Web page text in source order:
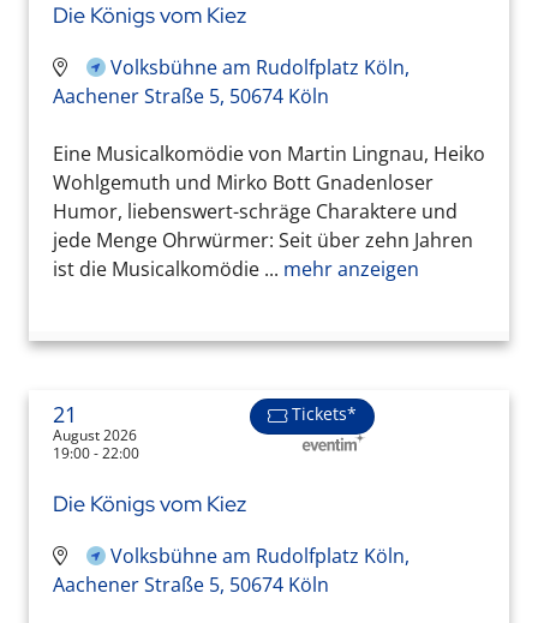
Die Königs vom Kiez
Volksbühne am Rudolfplatz Köln,
Aachener Straße 5, 50674 Köln
Eine Musicalkomödie von Martin Lingnau, Heiko
Wohlgemuth und Mirko Bott Gnadenloser
Humor, liebenswert-schräge Charaktere und
jede Menge Ohrwürmer: Seit über zehn Jahren
ist die Musicalkomödie ... mehr anzeigen
21
August 2026
19:00 - 22:00
Tickets*
Die Königs vom Kiez
Volksbühne am Rudolfplatz Köln,
Aachener Straße 5, 50674 Köln